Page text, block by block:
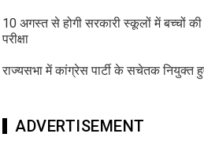
10 अगस्त से होगी सरकारी स्कूलों में बच्चों की
परीक्षा
राज्यसभा में कांग्रेस पार्टी के सचेतक नियुक्त
ADVERTISEMENT